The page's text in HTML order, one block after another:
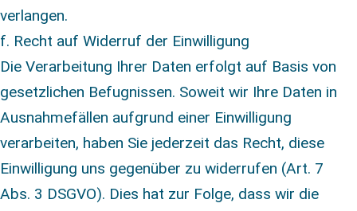
verlangen.
f. Recht auf Widerruf der Einwilligung
Die Verarbeitung Ihrer Daten erfolgt auf Basis von
gesetzlichen Befugnissen. Soweit wir Ihre Daten in
Ausnahmefällen aufgrund einer Einwilligung
verarbeiten, haben Sie jederzeit das Recht, diese
Einwilligung uns gegenüber zu widerrufen (Art. 7
Abs. 3 DSGVO). Dies hat zur Folge, dass wir die